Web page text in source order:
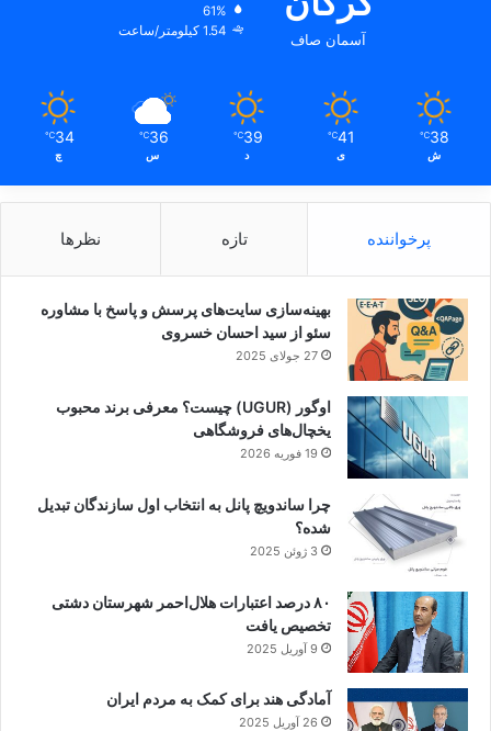
آسمان صاف
61%
1.54 کیلومتر/ساعت
38
℃
ش
41
℃
ی
39
℃
د
36
℃
س
34
℃
چ
پرخواننده تازه نظرها
بهینه‌سازی سایت‌های پرسش و پاسخ با مشاوره
سئو از سید احسان خسروی
27 جولای 2025
اوگور (UGUR) چیست؟ معرفی برند محبوب
یخچال‌های فروشگاهی
19 فوریه 2026
چرا ساندویچ پانل به انتخاب اول سازندگان تبدیل
شده؟
3 ژوئن 2025
۸۰ درصد اعتبارات هلال‌احمر شهرستان دشتی
تخصیص یافت
9 آوریل 2025
آمادگی هند برای کمک به مردم ایران
26 آوریل 2025